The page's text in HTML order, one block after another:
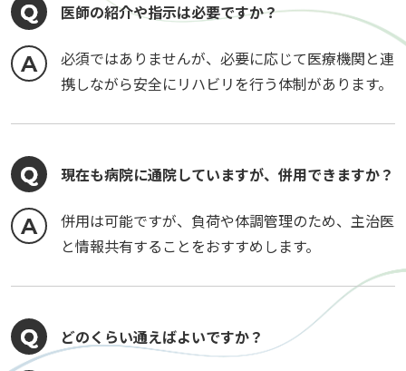
医師の紹介や指示は必要ですか？
必須ではありませんが、必要に応じて医療機関と連
携しながら安全にリハビリを行う体制があります。
現在も病院に通院していますが、併用できますか？
併用は可能ですが、負荷や体調管理のため、主治医
と情報共有することをおすすめします。
どのくらい通えばよいですか？